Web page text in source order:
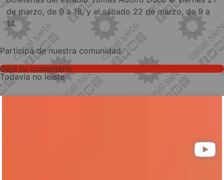
de marzo, de 9 a 18, y el sábado 22 de marzo, de 9 a
14.
Participá de nuestra comunidad
Dejá tu comentario
Todavía no leíste